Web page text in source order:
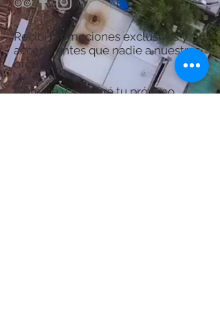
Recibí promociones exclusivas y
accedé antes que nadie a nuestras
ofertas.
¡Sumate y asegurá tu próximo